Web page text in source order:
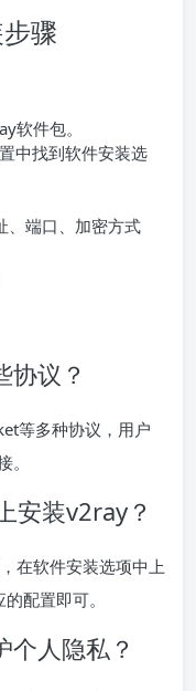
骤
软件包。
中找到软件安装选
、端口、加密方式
议？
等多种协议，用户
安装v2ray？
在软件安装选项中上
配置即可。
人隐私？